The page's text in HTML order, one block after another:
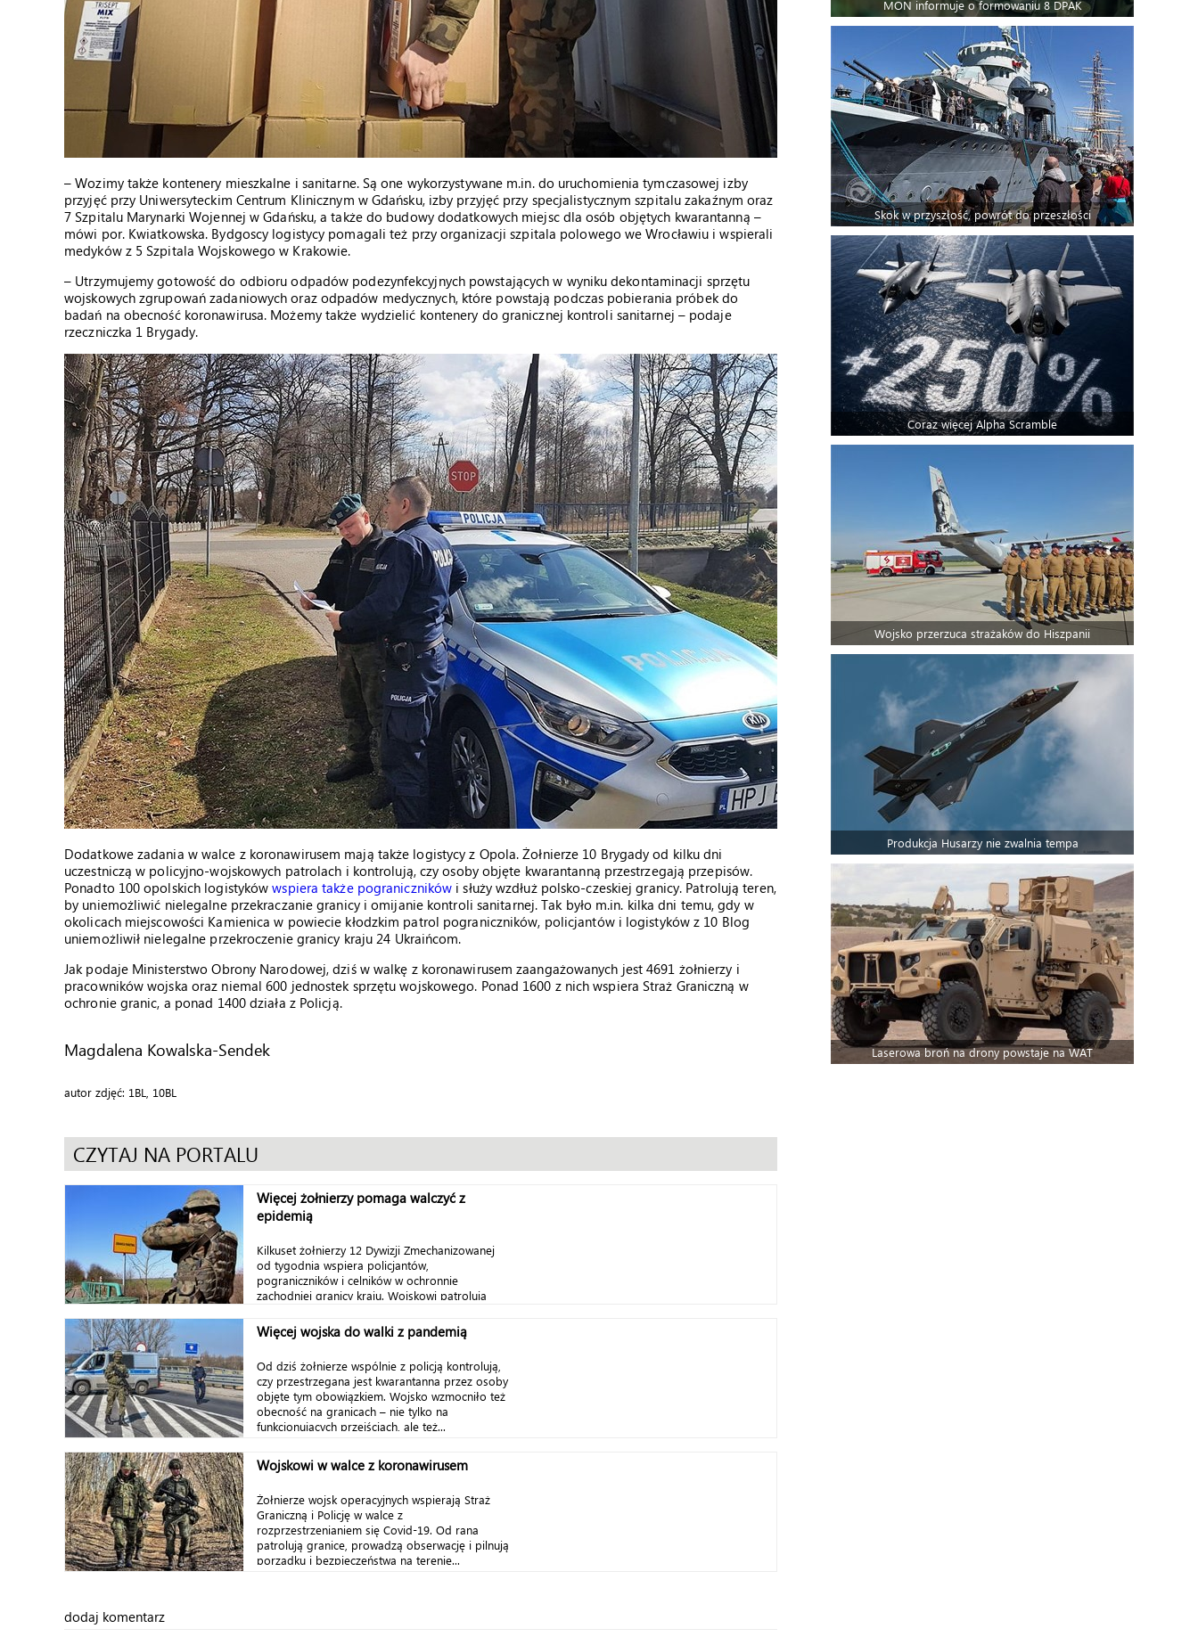
– Wozimy także kontenery mieszkalne i sanitarne. Są one wykorzystywane m.in. do uruchomienia tymczasowej izby
przyjęć przy Uniwersyteckim Centrum Klinicznym w Gdańsku, izby przyjęć przy specjalistycznym szpitalu zakaźnym oraz
7 Szpitalu Marynarki Wojennej w Gdańsku, a także do budowy dodatkowych miejsc dla osób objętych kwarantanną –
mówi por. Kwiatkowska. Bydgoscy logistycy pomagali też przy organizacji szpitala polowego we Wrocławiu i wspierali
medyków z 5 Szpitala Wojskowego w Krakowie.
– Utrzymujemy gotowość do odbioru odpadów podezynfekcyjnych powstających w wyniku dekontaminacji sprzętu
wojskowych zgrupowań zadaniowych oraz odpadów medycznych, które powstają podczas pobierania próbek do
badań na obecność koronawirusa. Możemy także wydzielić kontenery do granicznej kontroli sanitarnej – podaje
rzeczniczka 1 Brygady.
Dodatkowe zadania w walce z koronawirusem mają także logistycy z Opola. Żołnierze 10 Brygady od kilku dni
uczestniczą w policyjno-wojskowych patrolach i kontrolują, czy osoby objęte kwarantanną przestrzegają przepisów.
Ponadto 100 opolskich logistykówwspiera także pograniczników i służy wzdłuż polsko-czeskiej granicy. Patrolują teren,
by uniemożliwić nielegalne przekraczanie granicy i omijanie kontroli sanitarnej. Tak było m.in. kilka dni temu, gdy w
okolicach miejscowości Kamienica w powiecie kłodzkim patrol pograniczników, policjantów i logistyków z 10 Blog
uniemożliwił nielegalne przekroczenie granicy kraju 24 Ukraińcom.
Jak podaje Ministerstwo Obrony Narodowej, dziś w walkę z koronawirusem zaangażowanych jest 4691 żołnierzy i
pracowników wojska oraz niemal 600 jednostek sprzętu wojskowego. Ponad 1600 z nich wspiera Straż Graniczną w
ochronie granic, a ponad 1400 działa z Policją.
Magdalena Kowalska-Sendek
autor zdjęć: 1BL, 10BL
CZYTAJ NA PORTALU
Więcej żołnierzy pomaga walczyć z
epidemią
Kilkuset żołnierzy 12 Dywizji Zmechanizowanej
od tygodnia wspiera policjantów,
pograniczników i celników w ochronnie
zachodniej granicy kraju. Wojskowi patrolują
Więcej wojska do walki z pandemią
Od dziś żołnierze wspólnie z policją kontrolują,
czy przestrzegana jest kwarantanna przez osoby
objęte tym obowiązkiem. Wojsko wzmocniło też
obecność na granicach – nie tylko na
funkcjonujących przejściach, ale też...
Wojskowi w walce z koronawirusem
Żołnierze wojsk operacyjnych wspierają Straż
Graniczną i Policję w walce z
rozprzestrzenianiem się Covid-19. Od rana
patrolują granice, prowadzą obserwację i pilnują
porządku i bezpieczeństwa na terenie...
dodaj komentarz
MON informuje o formowaniu 8 DPAK
Skok w przyszłość, powrót do przeszłości
Coraz więcej Alpha Scramble
Wojsko przerzuca strażaków do Hiszpanii
Produkcja Husarzy nie zwalnia tempa
Laserowa broń na drony powstaje na WAT